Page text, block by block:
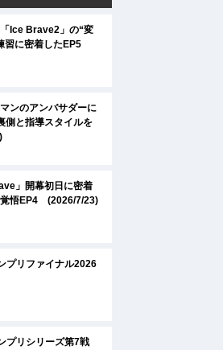
Ice Brave2」の“変
習に密着したEP5
ンのアンバサダーに
と指導スタイルを
」開幕初日に密着
覚悟EP4 (2026/7/23)
プリファイナル2026
プリシリーズ第7戦